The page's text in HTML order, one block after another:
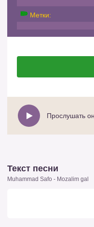
Метки:
Текст песни
Muhammad Safo - Mozalim gal